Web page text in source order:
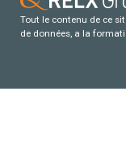
Tout le contenu de ce
de données, a la